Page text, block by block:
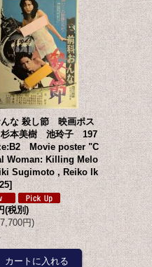
んな 殺し節 映画ポス
本美樹 池玲子 197
Movie poster "C
Woman: Killing Melo
Sugimoto , Reiko Ik
]
(税別)
7,700円)